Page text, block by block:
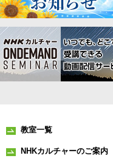
教室一覧
NHKカルチャーのご案内